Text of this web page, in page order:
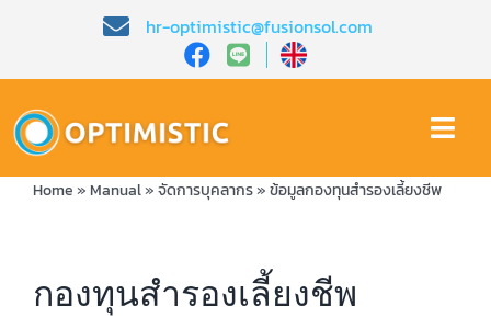
content
hr-optimistic@fusionsol.com
หน้าหลัก​
เกี่ยวกับเรา​
Home» Manual»จัดการบุคลากร»ข้อมูลกองทุนสำรองเลี้ยงชีพ
กองทุนสำรองเลี้ยงชีพ